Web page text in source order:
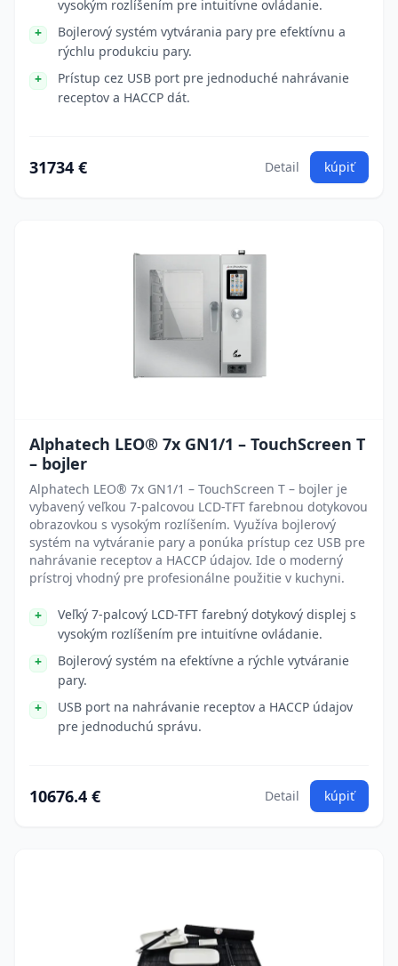
vysokým rozlíšením pre intuitívne ovládanie.
Bojlerový systém vytvárania pary pre efektívnu a
rýchlu produkciu pary.
Prístup cez USB port pre jednoduché nahrávanie
receptov a HACCP dát.
31734 € Detail kúpiť
Alphatech LEO® 7x GN1/1 – TouchScreen T
– bojler
Alphatech LEO® 7x GN1/1 – TouchScreen T – bojler je
vybavený veľkou 7-palcovou LCD-TFT farebnou dotykovou
obrazovkou s vysokým rozlíšením. Využíva bojlerový
systém na vytváranie pary a ponúka prístup cez USB pre
nahrávanie receptov a HACCP údajov. Ide o moderný
prístroj vhodný pre profesionálne použitie v kuchyni.
Veľký 7-palcový LCD-TFT farebný dotykový displej s
vysokým rozlíšením pre intuitívne ovládanie.
Bojlerový systém na efektívne a rýchle vytváranie
pary.
USB port na nahrávanie receptov a HACCP údajov
pre jednoduchú správu.
10676.4 € Detail kúpiť